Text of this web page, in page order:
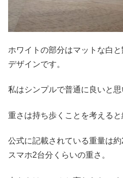
ホワイトの部分はマットな白
デザインです。
私はシンプルで普通に良いと思
重さは持ち歩くことを考えると
公式に記載されている重量は
スマホ2台分くらいの重さ。